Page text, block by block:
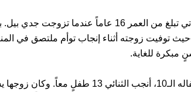
إحدى حفيداتها: “كانت جدتي تبلغ من العمر 16 عاماً
ولديه 10 أطفال -حيث توفيت زوجته أثناء إنجاب توأم
مبكرة للغاية.
وعلاوةً على كونها زوجة أب لأطفاله الـ10،